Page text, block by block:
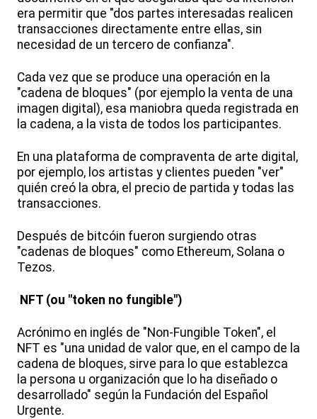
era permitir que "dos partes interesadas realicen
transacciones directamente entre ellas, sin
necesidad de un tercero de confianza".
Cada vez que se produce una operación en la
"cadena de bloques" (por ejemplo la venta de una
imagen digital), esa maniobra queda registrada en
la cadena, a la vista de todos los participantes.
En una plataforma de compraventa de arte digital,
por ejemplo, los artistas y clientes pueden "ver"
quién creó la obra, el precio de partida y todas las
transacciones.
Después de bitcóin fueron surgiendo otras
"cadenas de bloques" como Ethereum, Solana o
Tezos.
NFT (ou "token no fungible")
Acrónimo en inglés de "Non-Fungible Token", el
NFT es "una unidad de valor que, en el campo de la
cadena de bloques, sirve para lo que establezca
la persona u organización que lo ha diseñado o
desarrollado" según la Fundación del Español
Urgente.